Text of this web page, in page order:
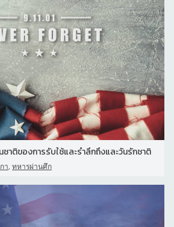
าติของการรับใช้และรําลึกถึงและวันรักชาติ
า, ทหารผ่านศึก